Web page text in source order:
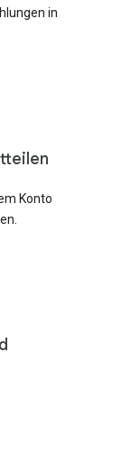
in
Konto